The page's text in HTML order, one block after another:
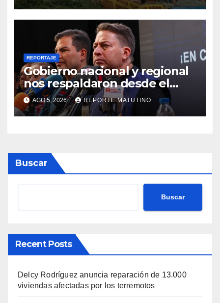
REPORTAJE
Gobierno nacional y regional
nos respaldaron desde el
primer momento tras
terremotos del 24J
AGO 5, 2026 REPORTE MATUTINO
Buscar
Buscar
Recent Posts
Delcy Rodríguez anuncia reparación de 13.000
viviendas afectadas por los terremotos